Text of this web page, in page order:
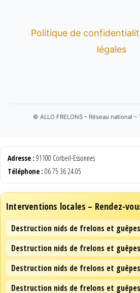
Politique de
légales
© ALLO FRELONS – Réseau national
Adresse : 91100 Corbeil-Essonnes
Téléphone : 06 75 36 24 05
Interventions locales – Rendez-
Destruction nids de frelons et
Destruction nids de frelons et
Destruction nids de frelons et
Destruction nids de frelons et